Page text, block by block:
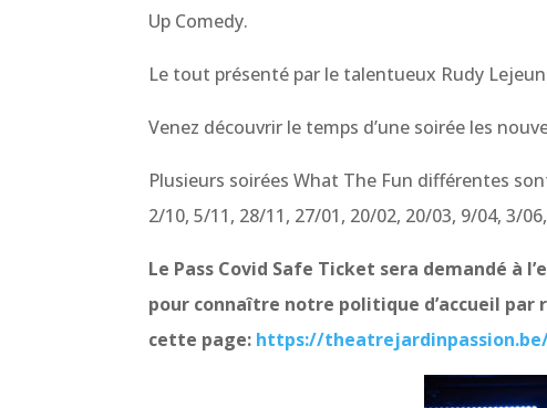
Up Comedy.
Le tout présenté par le talentueux Rudy
Venez découvrir le temps d’une soirée les
Plusieurs soirées What The Fun différentes
2/10, 5/11, 28/11, 27/01, 20/02, 20/03, 9/04, 3/
Le Pass Covid Safe Ticket sera demandé à
pour connaître notre politique d’accueil par
cette page: https://